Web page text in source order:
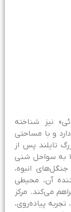
شناخته
و با مساحتی
تایلند پس از
شنی
انبوه،
آن، محیطی
مرکز
پیاده‌روی،